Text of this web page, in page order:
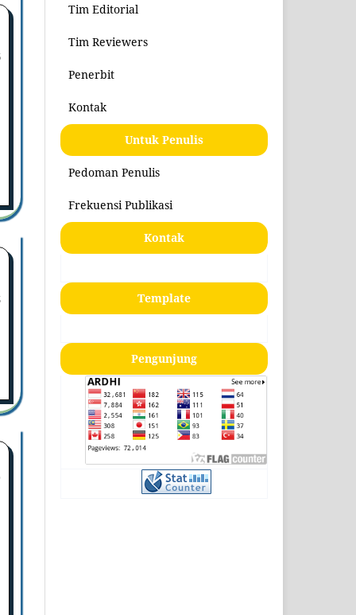
Tim Editorial
Tim Reviewers
Penerbit
Kontak
Untuk Penulis
Pedoman Penulis
Frekuensi Publikasi
Kontak
Template
Pengunjung